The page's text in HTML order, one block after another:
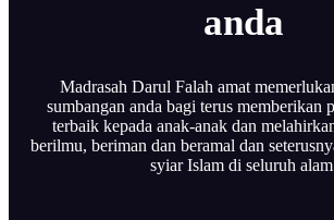
anda
Madrasah Darul Falah amat
sumbangan anda bagi terus memberikan
terbaik kepada anak-anak dan
berilmu, beriman dan beramal dan
syiar Islam di seluruh